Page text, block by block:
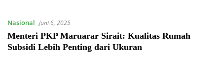
Nasional Juni 6, 2025
Menteri PKP Maruarar Sirait: Kualitas Rumah
Subsidi Lebih Penting dari Ukuran